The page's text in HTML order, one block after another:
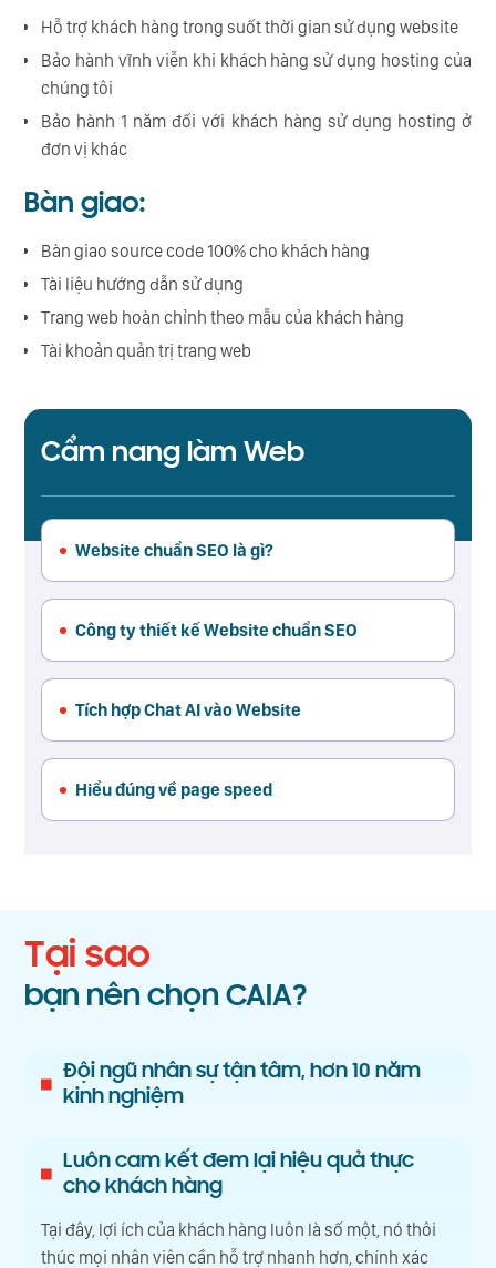
Hỗ trợ khách hàng trong suốt thời gian sử dụng website
Bảo hành vĩnh viễn khi khách hàng sử dụng hosting của
chúng tôi
Bảo hành 1 năm đối với khách hàng sử dụng hosting ở
đơn vị khác
Bàn giao:
Bàn giao source code 100% cho khách hàng
Tài liệu hướng dẫn sử dụng
Trang web hoàn chỉnh theo mẫu của khách hàng
Tài khoản quản trị trang web
Cẩm nang làm Web
Website chuẩn SEO là gì?
Công ty thiết kế Website chuẩn SEO
Tích hợp Chat AI vào Website
Hiểu đúng về page speed
Tại sao
bạn nên chọn CAIA?
Đội ngũ nhân sự tận tâm, hơn 10 năm
kinh nghiệm
Luôn cam kết đem lại hiệu quả thực
cho khách hàng
Tại đây, lợi ích của khách hàng luôn là số một, nó thôi
thúc mọi nhân viên cần hỗ trợ nhanh hơn, chính xác